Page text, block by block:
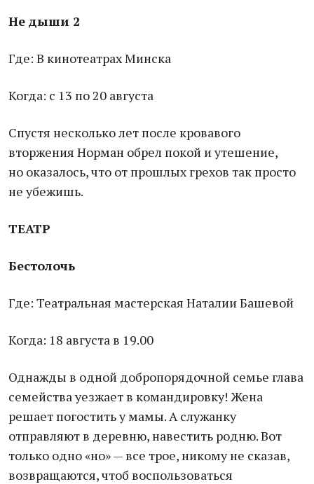
Не дыши 2
Где: В кинотеатрах Минска
Когда: с 13 по 20 августа
Спустя несколько лет после кровавого
вторжения Норман обрел покой и утешение,
но оказалось, что от прошлых грехов так просто
не убежишь.
ТЕАТР
Бестолочь
Где: Театральная мастерская Наталии Башевой
Когда: 18 августа в 19.00
Однажды в одной добропорядочной семье глава
семейства уезжает в командировку! Жена
решает погостить у мамы. А служанку
отправляют в деревню, навестить родню. Вот
только одно «но» — все трое, никому не сказав,
возвращаются, чтоб воспользоваться